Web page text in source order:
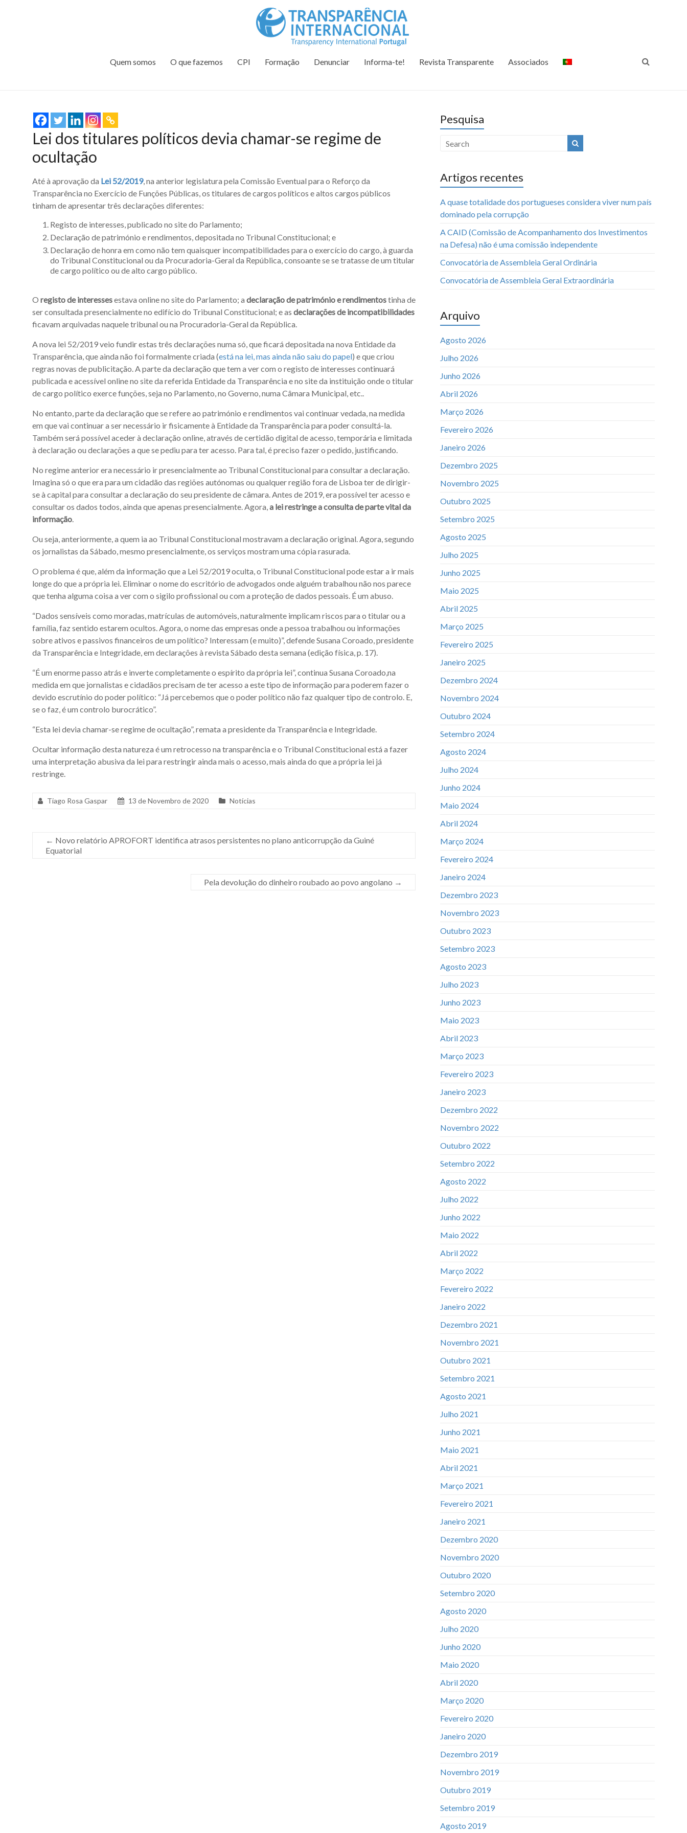
Quem somos O que fazemos CPI Formação Denunciar Informa-te! Revista Transparente Associados
Lei dos titulares políticos devia chamar-se regime de
ocultação
Até à aprovação da Lei 52/2019, na anterior legislatura pela Comissão Eventual para o Reforço da
Transparência no Exercício de Funções Públicas, os titulares de cargos políticos e altos cargos públicos
tinham de apresentar três declarações diferentes:
Registo de interesses, publicado no site do Parlamento;
Declaração de património e rendimentos, depositada no Tribunal Constitucional; e
Declaração de honra em como não tem quaisquer incompatibilidades para o exercício do cargo, à guarda
do Tribunal Constitucional ou da Procuradoria-Geral da República, consoante se se tratasse de um titular
de cargo político ou de alto cargo público.
O registo de interessesestava online no site do Parlamento; a declaração de património e rendimentostinha de
ser consultada presencialmente no edifício do Tribunal Constitucional; e as declarações de incompatibilidades
ficavam arquivadas naquele tribunal ou na Procuradoria-Geral da República.
A nova lei 52/2019 veio fundir estas três declarações numa só, que ficará depositada na nova Entidade da
Transparência, que ainda não foi formalmente criada (está na lei, mas ainda não saiu do papel) e que criou
regras novas de publicitação. A parte da declaração que tem a ver com o registo de interesses continuará
publicada e acessível online no site da referida Entidade da Transparência e no site da instituição onde o titular
de cargo político exerce funções, seja no Parlamento, no Governo, numa Câmara Municipal, etc..
No entanto, parte da declaração que se refere ao património e rendimentos vai continuar vedada, na medida
em que vai continuar a ser necessário ir fisicamente à Entidade da Transparência para poder consultá-la.
Também será possível aceder à declaração online, através de certidão digital de acesso, temporária e limitada
à declaração ou declarações a que se pediu para ter acesso. Para tal, é preciso fazer o pedido, justificando.
No regime anterior era necessário ir presencialmente ao Tribunal Constitucional para consultar a declaração.
Imagina só o que era para um cidadão das regiões autónomas ou qualquer região fora de Lisboa ter de dirigir-
se à capital para consultar a declaração do seu presidente de câmara. Antes de 2019, era possível ter acesso e
consultar os dados todos, ainda que apenas presencialmente. Agora,a lei restringe a consulta de parte vital da
informação.
Ou seja, anteriormente, a quem ia ao Tribunal Constitucional mostravam a declaração original. Agora, segundo
os jornalistas da Sábado, mesmo presencialmente, os serviços mostram uma cópia rasurada.
O problema é que, além da informação que a Lei 52/2019 oculta, o Tribunal Constitucional pode estar a ir mais
longe do que a própria lei. Eliminar o nome do escritório de advogados onde alguém trabalhou não nos parece
que tenha alguma coisa a ver com o sigilo profissional ou com a proteção de dados pessoais. É um abuso.
“Dados sensíveis como moradas, matrículas de automóveis, naturalmente implicam riscos para o titular ou a
família, faz sentido estarem ocultos. Agora, o nome das empresas onde a pessoa trabalhou ou informações
sobre ativos e passivos financeiros de um político? Interessam (e muito)”, defende Susana Coroado, presidente
da Transparência e Integridade, em declarações à revista Sábado desta semana (edição física, p. 17).
“É um enorme passo atrás e inverte completamente o espírito da própria lei”, continua Susana Coroado,na
medida em que jornalistas e cidadãos precisam de ter acesso a este tipo de informação para poderem fazer o
devido escrutínio do poder político: “Já percebemos que o poder político não faz qualquer tipo de controlo. E,
se o faz, é um controlo burocrático”.
“Esta lei devia chamar-se regime de ocultação”, remata a presidente da Transparência e Integridade.
Ocultar informação desta natureza é um retrocesso na transparência e o Tribunal Constitucional está a fazer
uma interpretação abusiva da lei para restringir ainda mais o acesso, mais ainda do que a própria lei já
restringe.
Tiago Rosa Gaspar 13 de Novembro de 2020 Notícias
← Novo relatório APROFORT identifica atrasos persistentes no plano anticorrupção da Guiné
Equatorial
Pela devolução do dinheiro roubado ao povo angolano →
Pesquisa
Artigos recentes
A quase totalidade dos portugueses considera viver num país
dominado pela corrupção
A CAID (Comissão de Acompanhamento dos Investimentos
na Defesa) não é uma comissão independente
Convocatória de Assembleia Geral Ordinária
Convocatória de Assembleia Geral Extraordinária
Arquivo
Agosto 2026
Julho 2026
Junho 2026
Abril 2026
Março 2026
Fevereiro 2026
Janeiro 2026
Dezembro 2025
Novembro 2025
Outubro 2025
Setembro 2025
Agosto 2025
Julho 2025
Junho 2025
Maio 2025
Abril 2025
Março 2025
Fevereiro 2025
Janeiro 2025
Dezembro 2024
Novembro 2024
Outubro 2024
Setembro 2024
Agosto 2024
Julho 2024
Junho 2024
Maio 2024
Abril 2024
Março 2024
Fevereiro 2024
Janeiro 2024
Dezembro 2023
Novembro 2023
Outubro 2023
Setembro 2023
Agosto 2023
Julho 2023
Junho 2023
Maio 2023
Abril 2023
Março 2023
Fevereiro 2023
Janeiro 2023
Dezembro 2022
Novembro 2022
Outubro 2022
Setembro 2022
Agosto 2022
Julho 2022
Junho 2022
Maio 2022
Abril 2022
Março 2022
Fevereiro 2022
Janeiro 2022
Dezembro 2021
Novembro 2021
Outubro 2021
Setembro 2021
Agosto 2021
Julho 2021
Junho 2021
Maio 2021
Abril 2021
Março 2021
Fevereiro 2021
Janeiro 2021
Dezembro 2020
Novembro 2020
Outubro 2020
Setembro 2020
Agosto 2020
Julho 2020
Junho 2020
Maio 2020
Abril 2020
Março 2020
Fevereiro 2020
Janeiro 2020
Dezembro 2019
Novembro 2019
Outubro 2019
Setembro 2019
Agosto 2019